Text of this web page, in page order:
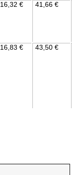
16,32 € 41,66 €
16,83 € 43,50 €